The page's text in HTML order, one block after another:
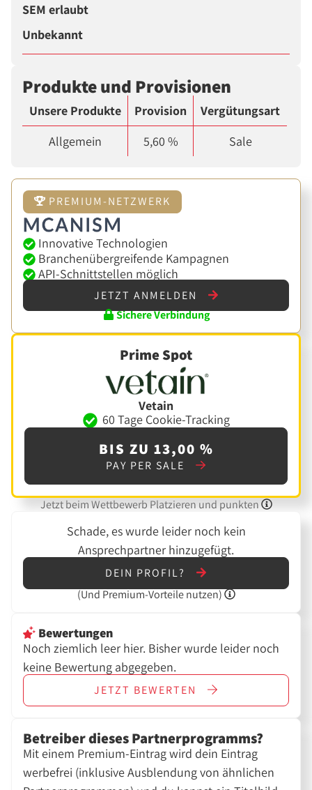
SEM erlaubt
Unbekannt
Produkte und Provisionen
Unsere Produkte Provision
Vergütungsart
Allgemein
5,60 % Sale
PREMIUM-NETZWERK
Innovative Technologien
Branchenübergreifende Kampagnen
API-Schnittstellen möglich
JETZT ANMELDEN
Sichere Verbindung
Prime Spot
Vetain
60 Tage Cookie-Tracking
BIS ZU 13,00 %
PAY PER SALE
Jetzt beim Wettbewerb Platzieren und punkten
Schade, es wurde leider noch kein
Ansprechpartner hinzugefügt.
DEIN PROFIL?
(UndPremium-Vorteile nutzen)
Bewertungen
Noch ziemlich leer hier. Bisher wurde leider noch
keine Bewertung abgegeben.
JETZT BEWERTEN
Betreiber dieses Partnerprogramms?
Mit einem Premium-Eintrag wird dein Eintrag
werbefrei (inklusive Ausblendung von ähnlichen